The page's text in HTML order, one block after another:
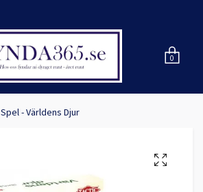
0
Spel - Världens Djur